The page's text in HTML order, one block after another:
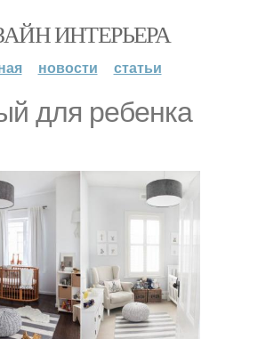
ИНТЕРЬЕРА
новости статьи
для ребенка